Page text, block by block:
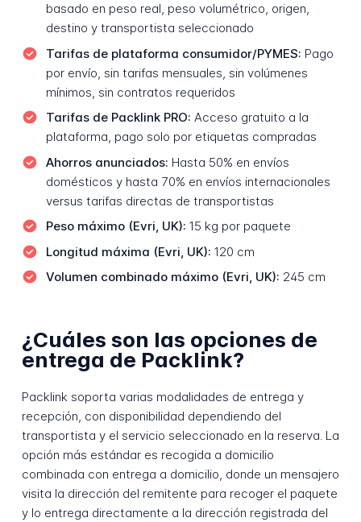
basado en peso real, peso volumétrico, origen,
destino y transportista seleccionado
Tarifas de plataforma consumidor/PYMES: Pago
por envío, sin tarifas mensuales, sin volúmenes
mínimos, sin contratos requeridos
Tarifas de Packlink PRO: Acceso gratuito a la
plataforma, pago solo por etiquetas compradas
Ahorros anunciados: Hasta 50% en envíos
domésticos y hasta 70% en envíos internacionales
versus tarifas directas de transportistas
Peso máximo (Evri, UK): 15 kg por paquete
Longitud máxima (Evri, UK): 120 cm
Volumen combinado máximo (Evri, UK): 245 cm
¿Cuáles son las opciones de
entrega de Packlink?
Packlink soporta varias modalidades de entrega y
recepción, con disponibilidad dependiendo del
transportista y el servicio seleccionado en la reserva. La
opción más estándar es recogida a domicilio
combinada con entrega a domicilio, donde un mensajero
visita la dirección del remitente para recoger el paquete
y lo entrega directamente a la dirección registrada del